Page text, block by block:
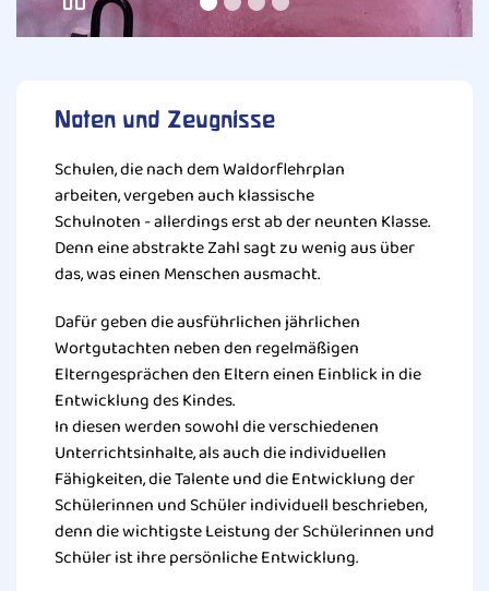
Noten und Zeugnisse
Schulen, die nach dem Waldorflehrplan
arbeiten, vergeben auch klassische
Schulnoten - allerdings erst ab der neunten Klasse.
Denn eine abstrakte Zahl sagt zu wenig aus über
das, was einen Menschen ausmacht.
Dafür geben die ausführlichen jährlichen
Wortgutachten neben den regelmäßigen
Elterngesprächen den Eltern einen Einblick in die
Entwicklung des Kindes.
In diesen werden sowohl die verschiedenen
Unterrichtsinhalte, als auch die individuellen
Fähigkeiten, die Talente und die Entwicklung der
Schülerinnen und Schüler individuell beschrieben,
denn die wichtigste Leistung der Schülerinnen und
Schüler ist ihre persönliche Entwicklung.